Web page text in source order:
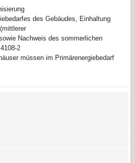
des Gebäudes, Einhaltung
Nachweis des sommerlichen
2
müssen im Primärenergiebedarf